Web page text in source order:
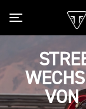
Toggle
VON